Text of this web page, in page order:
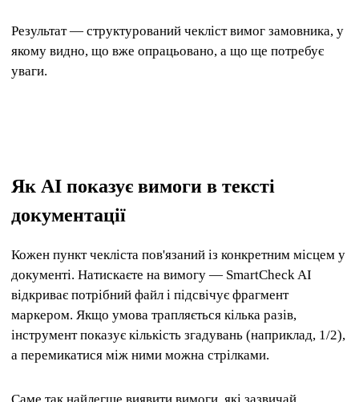
Результат — структурований чекліст вимог замовника, у
якому видно, що вже опрацьовано, а що ще потребує
уваги.
Як AI показує вимоги в тексті
документації
Кожен пункт чекліста пов'язаний із конкретним місцем у
документі. Натискаєте на вимогу — SmartCheck AI
відкриває потрібний файл і підсвічує фрагмент
маркером. Якщо умова трапляється кілька разів,
інструмент показує кількість згадувань (наприклад, 1/2),
а перемикатися між ними можна стрілками.